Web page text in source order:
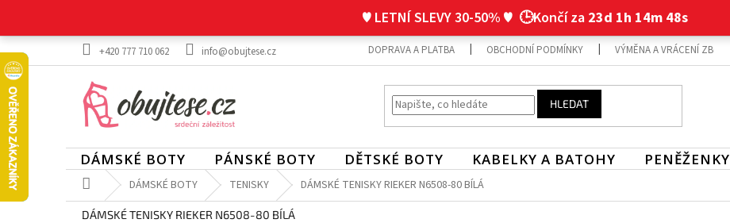
obsah
♥ LETNÍ SLEVY 30-50% ♥ 🕒Končí za 23d 1h 14m 47s
+420 777 710 062 info@obujtese.cz DOPRAVA A PLATBA OBCHODNÍ PODMÍNKY VÝMĚNA A VRÁCENÍ ZBOŽÍ
HLEDAT
DÁMSKÉ BOTY PÁNSKÉ BOTY DĚTSKÉ BOTY KABELKY A BATOHY PENĚŽENKY
Domů DÁMSKÉ BOTY TENISKY DÁMSKÉ TENISKY RIEKER N6508-80 BÍLÁ
DÁMSKÉ TENISKY RIEKER N6508-80 BÍLÁ